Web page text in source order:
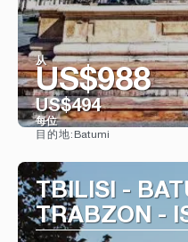
从
US$988
US$494
每位
目的地: Batumi
TBILISI -
TRABZON -